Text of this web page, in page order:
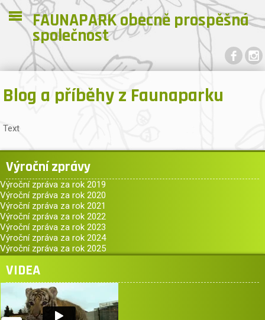
FAUNAPARK obecně prospěšná
společnost
.
Blog a příběhy z Faunaparku
Text
Výroční zprávy
Výroční zpráva za rok 2019
Výroční zpráva za rok 2020
Výroční zpráva za rok 2021
Výroční zpráva za rok 2022
Výroční zpráva za rok 2023
Výroční zpráva za rok 2024
Výroční zpráva za rok 2025
VIDEA